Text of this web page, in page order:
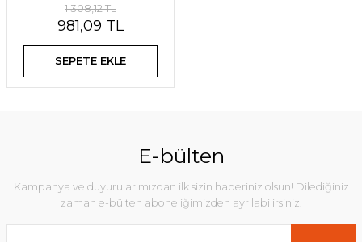
1.308,12 TL
981,09 TL
SEPETE EKLE
E-bülten
Kampanya ve duyurularımızdan ilk sizin haberiniz olsun! Dilediğiniz
zaman e-bülten aboneliğimizden ayrılabilirsiniz.